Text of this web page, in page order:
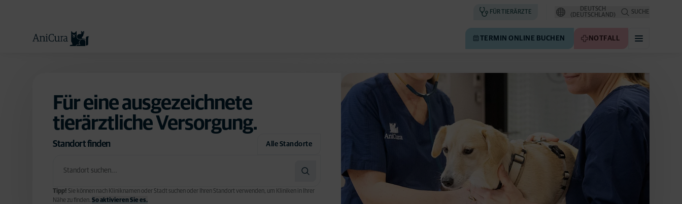
FÜR TIERÄRZTE
DEUTSCH
(DEUTSCHLAND)
SUCHE
TERMIN ONLINE BUCHEN NOTFALL
Für eine ausgezeichnete
tierärztliche Versorgung.
Standort finden Alle Standorte
Tipp! Sie können nach Kliniknamen oder Stadt suchen oder Ihren Standort verwenden, um Kliniken in Ihrer
Nähe zu finden. So aktivieren Sie es.